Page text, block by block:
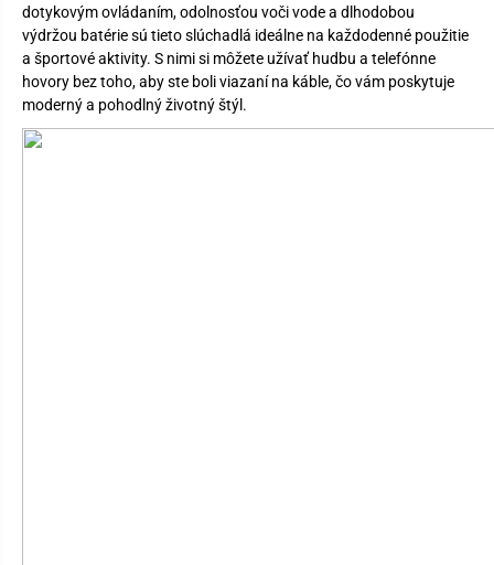
dotykovým ovládaním, odolnosťou voči vode a dlhodobou
výdržou batérie sú tieto slúchadlá ideálne na každodenné použitie
a športové aktivity. S nimi si môžete užívať hudbu a telefónne
hovory bez toho, aby ste boli viazaní na káble, čo vám poskytuje
moderný a pohodlný životný štýl.